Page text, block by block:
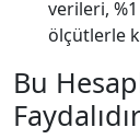
verileri,
ölçütlerle
Bu